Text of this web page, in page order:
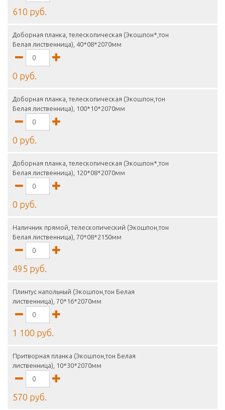
610 руб.
Доборная планка, телескопическая (Экошпон*,тон
Белая лиственница), 40*08*2070мм
0 руб.
Доборная планка, телескопическая (Экошпон,тон
Белая лиственница), 100*10*2070мм
0 руб.
Доборная планка, телескопическая (Экошпон*,тон
Белая лиственница), 120*08*2070мм
0 руб.
Наличник прямой, телескопический (Экошпон,тон
Белая лиственница), 70*08*2150мм
495 руб.
Плинтус напольный (Экошпон,тон Белая
лиственница), 70*16*2070мм
1 100 руб.
Притворная планка (Экошпон,тон Белая
лиственница), 10*30*2070мм
570 руб.